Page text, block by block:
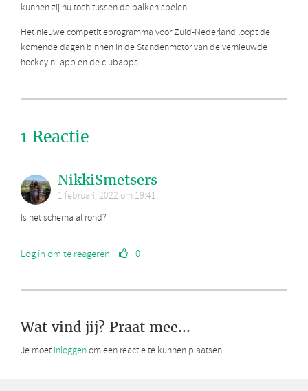
kunnen zij nu toch tussen de balken spelen.
Het nieuwe competitieprogramma voor Zuid-Nederland loopt de
komende dagen binnen in de Standenmotor van de vernieuwde
hockey.nl-app en de clubapps.
1 Reactie
NikkiSmetsers
1 februari, 2022 om 19:41
Is het schema al rond?
Log in om te reageren 0
Wat vind jij? Praat mee...
Je moet inloggenom een reactie te kunnen plaatsen.